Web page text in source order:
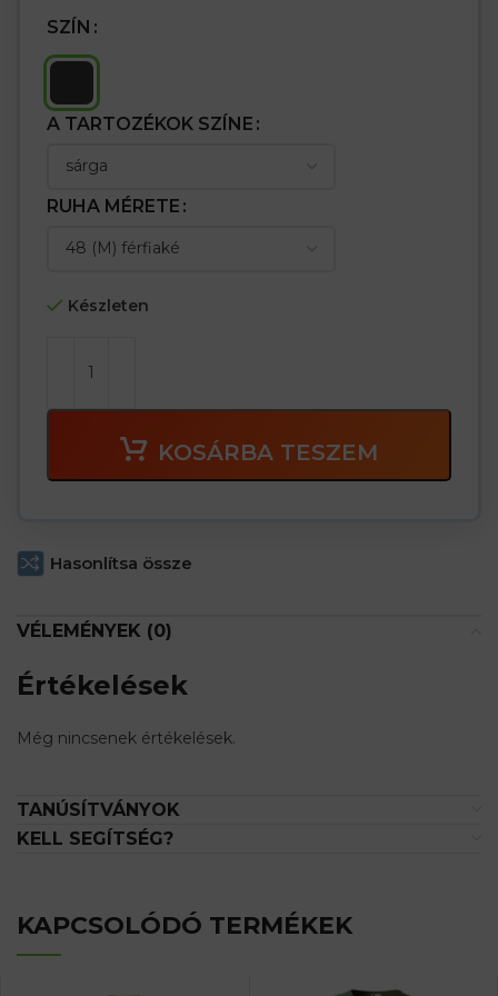
SZÍN
A TARTOZÉKOK SZÍNE
RUHA MÉRETE
Készleten
KOSÁRBA TESZEM
Hasonlítsa össze
VÉLEMÉNYEK (0)
Értékelések
Még nincsenek értékelések.
TANÚSÍTVÁNYOK
KELL SEGÍTSÉG?
KAPCSOLÓDÓ TERMÉKEK